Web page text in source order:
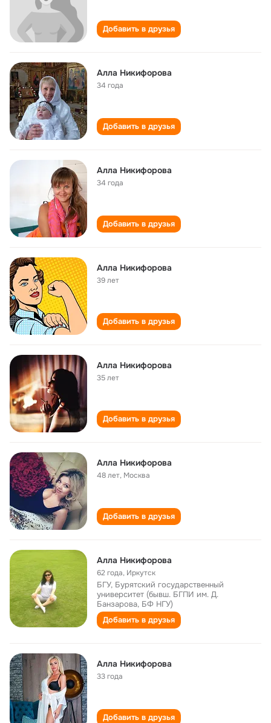
Добавить в друзья
Алла Никифорова
34 года
Добавить в друзья
Алла Никифорова
34 года
Добавить в друзья
Алла Никифорова
39 лет
Добавить в друзья
Алла Никифорова
35 лет
Добавить в друзья
Алла Никифорова
48 лет, Москва
Добавить в друзья
Алла Никифорова
62 года, Иркутск
БГУ, Бурятский государственный
университет (бывш. БГПИ им. Д.
Банзарова, БФ НГУ)
Добавить в друзья
Алла Никифорова
33 года
Добавить в друзья